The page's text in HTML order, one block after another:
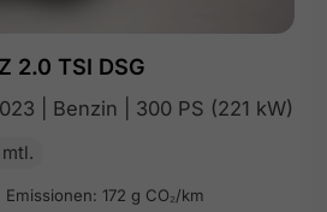
2.0 TSI DSG
| Benzin | 300 PS (221 kW)
172 g CO₂/km